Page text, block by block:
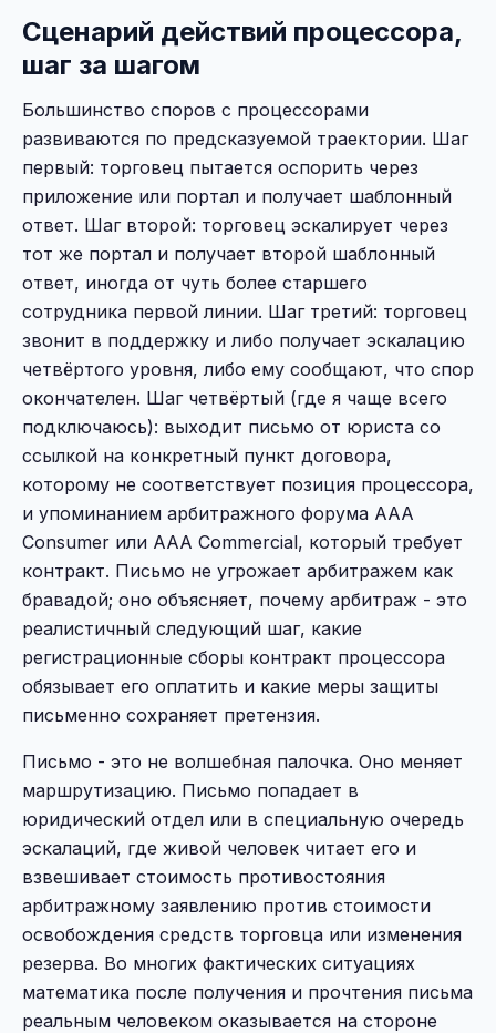
Сценарий действий процессора,
шаг за шагом
Большинство споров с процессорами
развиваются по предсказуемой траектории. Шаг
первый: торговец пытается оспорить через
приложение или портал и получает шаблонный
ответ. Шаг второй: торговец эскалирует через
тот же портал и получает второй шаблонный
ответ, иногда от чуть более старшего
сотрудника первой линии. Шаг третий: торговец
звонит в поддержку и либо получает эскалацию
четвёртого уровня, либо ему сообщают, что спор
окончателен. Шаг четвёртый (где я чаще всего
подключаюсь): выходит письмо от юриста со
ссылкой на конкретный пункт договора,
которому не соответствует позиция процессора,
и упоминанием арбитражного форума AAA
Consumer или AAA Commercial, который требует
контракт. Письмо не угрожает арбитражем как
бравадой; оно объясняет, почему арбитраж - это
реалистичный следующий шаг, какие
регистрационные сборы контракт процессора
обязывает его оплатить и какие меры защиты
письменно сохраняет претензия.
Письмо - это не волшебная палочка. Оно меняет
маршрутизацию. Письмо попадает в
юридический отдел или в специальную очередь
эскалаций, где живой человек читает его и
взвешивает стоимость противостояния
арбитражному заявлению против стоимости
освобождения средств торговца или изменения
резерва. Во многих фактических ситуациях
математика после получения и прочтения письма
реальным человеком оказывается на стороне